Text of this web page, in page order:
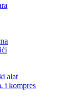
alat
i kompres